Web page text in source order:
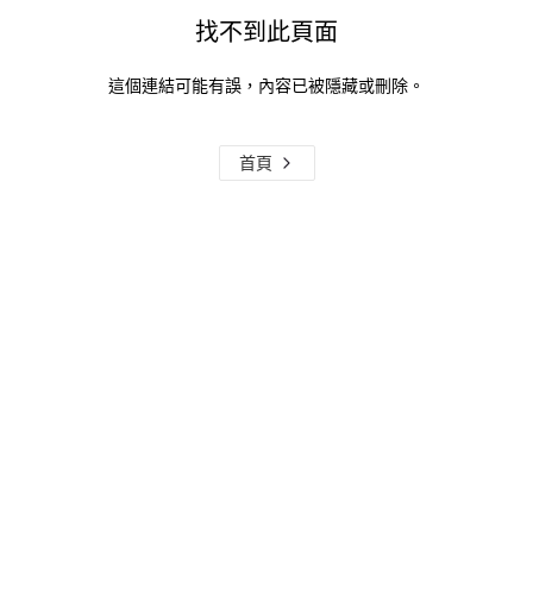
找不到此頁面
這個連結可能有誤，內容已被隱藏或刪除。
首頁